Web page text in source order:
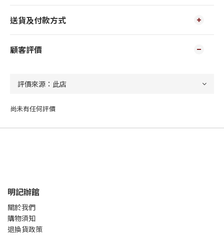
送貨及付款方式
顧客評價
尚未有任何評價
明記辦館
關於我們
購物須知
退換貨政策